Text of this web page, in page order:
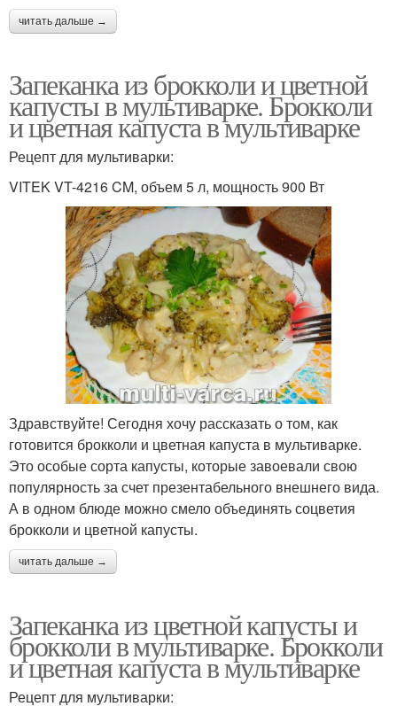
читать дальше →
Запеканка из брокколи и цветной
капусты в мультиварке. Брокколи
и цветная капуста в мультиварке
Рецепт для мультиварки:
VITEK VT-4216 CM, объем 5 л, мощность 900 Вт
Здравствуйте! Сегодня хочу рассказать о том, как
готовится брокколи и цветная капуста в мультиварке.
Это особые сорта капусты, которые завоевали свою
популярность за счет презентабельного внешнего вида.
А в одном блюде можно смело объединять соцветия
брокколи и цветной капусты.
читать дальше →
Запеканка из цветной капусты и
брокколи в мультиварке. Брокколи
и цветная капуста в мультиварке
Рецепт для мультиварки: